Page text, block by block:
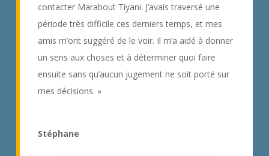
contacter Marabout Tiyani. J’avais traversé une
période très difficile ces derniers temps, et mes
amis m’ont suggéré de le voir. Il m’a aidé à donner
un sens aux choses et à déterminer quoi faire
ensuite sans qu’aucun jugement ne soit porté sur
mes décisions. »
Stéphane